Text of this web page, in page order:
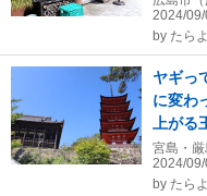
2024/09/
by たら
ヤギっ
に変わ
上が
宮島・厳
2024/09/
by たら